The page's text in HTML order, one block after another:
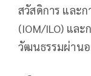
สวัสดิการ และก
(IOM/ILO) แล
วัฒนธรรมผ่านอ